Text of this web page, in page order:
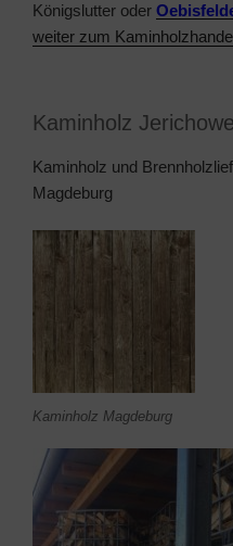
Königslutter oder
weiter zum
Kaminholz
Kaminholz und B
Magdeburg
Kaminholz Magdeburg